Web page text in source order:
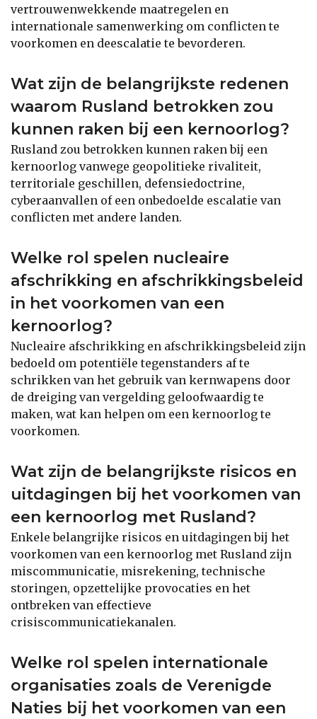
vertrouwenwekkende maatregelen en
internationale samenwerking om conflicten te
voorkomen en deescalatie te bevorderen.
Wat zijn de belangrijkste redenen
waarom Rusland betrokken zou
kunnen raken bij een kernoorlog?
Rusland zou betrokken kunnen raken bij een
kernoorlog vanwege geopolitieke rivaliteit,
territoriale geschillen, defensiedoctrine,
cyberaanvallen of een onbedoelde escalatie van
conflicten met andere landen.
Welke rol spelen nucleaire
afschrikking en afschrikkingsbeleid
in het voorkomen van een
kernoorlog?
Nucleaire afschrikking en afschrikkingsbeleid zijn
bedoeld om potentiële tegenstanders af te
schrikken van het gebruik van kernwapens door
de dreiging van vergelding geloofwaardig te
maken, wat kan helpen om een kernoorlog te
voorkomen.
Wat zijn de belangrijkste risicos en
uitdagingen bij het voorkomen van
een kernoorlog met Rusland?
Enkele belangrijke risicos en uitdagingen bij het
voorkomen van een kernoorlog met Rusland zijn
miscommunicatie, misrekening, technische
storingen, opzettelijke provocaties en het
ontbreken van effectieve
crisiscommunicatiekanalen.
Welke rol spelen internationale
organisaties zoals de Verenigde
Naties bij het voorkomen van een